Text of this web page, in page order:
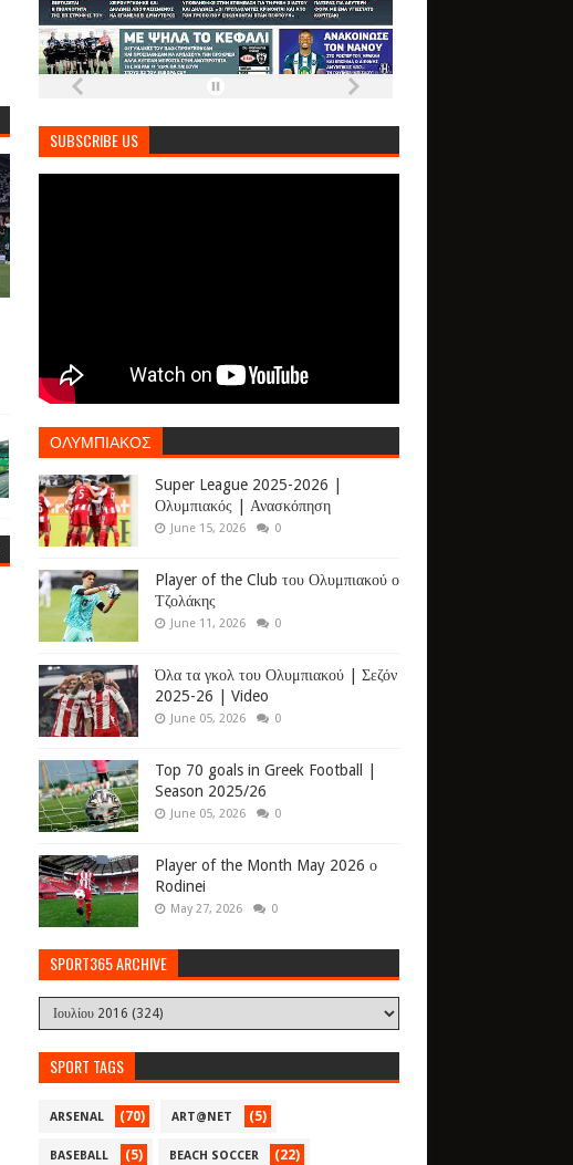
SUBSCRIBE US
ΟΛΥΜΠΙΑΚΟΣ
Super League 2025-2026 |
Ολυμπιακός | Ανασκόπηση
June 15, 2026 0
Player of the Club του Ολυμπιακού ο
Τζολάκης
June 11, 2026 0
Όλα τα γκολ του Ολυμπιακού | Σεζόν
2025-26 | Video
June 05, 2026 0
Top 70 goals in Greek Football |
Season 2025/26
June 05, 2026 0
Player of the Month May 2026 ο
Rodinei
May 27, 2026 0
SPORT365 ARCHIVE
SPORT TAGS
ARSENAL (70) ART@NET (5)
BASEBALL (5) BEACH SOCCER (22)